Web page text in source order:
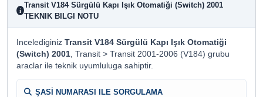
i
Transit V184 Sürgülü Kapı Işık Otomatiği (Switch) 2001
TEKNIK BILGI NOTU
Incelediginiz Transit V184 Sürgülü Kapı Işık Otomatiği
(Switch) 2001, Transit > Transit 2001-2006 (V184) grubu
araclar ile teknik uyumluluga sahiptir.
ŞASİ NUMARASI ILE SORGULAMA